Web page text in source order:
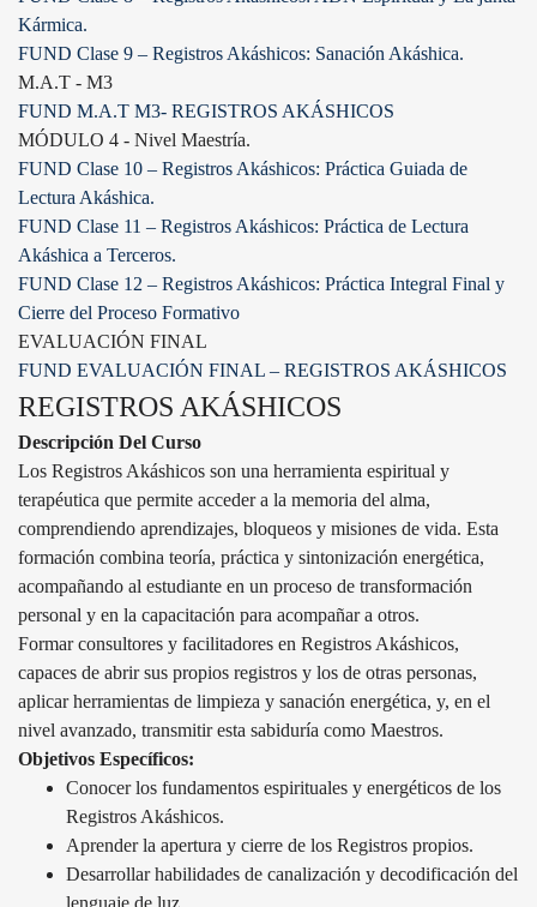
Kármica.
FUND Clase 9 – Registros Akáshicos: Sanación Akáshica.
M.A.T - M3
FUND M.A.T M3- REGISTROS AKÁSHICOS
MÓDULO 4 - Nivel Maestría.
FUND Clase 10 – Registros Akáshicos: Práctica Guiada de
Lectura Akáshica.
FUND Clase 11 – Registros Akáshicos: Práctica de Lectura
Akáshica a Terceros.
FUND Clase 12 – Registros Akáshicos: Práctica Integral Final y
Cierre del Proceso Formativo
EVALUACIÓN FINAL
FUND EVALUACIÓN FINAL – REGISTROS AKÁSHICOS
REGISTROS AKÁSHICOS
Descripción Del Curso
Los Registros Akáshicos son una herramienta espiritual y
terapéutica que permite acceder a la memoria del alma,
comprendiendo aprendizajes, bloqueos y misiones de vida. Esta
formación combina teoría, práctica y sintonización energética,
acompañando al estudiante en un proceso de transformación
personal y en la capacitación para acompañar a otros.
Formar consultores y facilitadores en Registros Akáshicos,
capaces de abrir sus propios registros y los de otras personas,
aplicar herramientas de limpieza y sanación energética, y, en el
nivel avanzado, transmitir esta sabiduría como Maestros.
Objetivos Específicos:
Conocer los fundamentos espirituales y energéticos de los
Registros Akáshicos.
Aprender la apertura y cierre de los Registros propios.
Desarrollar habilidades de canalización y decodificación del
lenguaje de luz.